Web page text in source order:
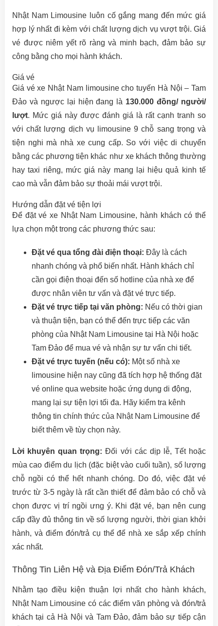
Nhật Nam Limousine luôn cố gắng mang đến mức giá
hợp lý nhất đi kèm với chất lượng dịch vụ vượt trội. Giá
vé được niêm yết rõ ràng và minh bạch, đảm bảo sự
công bằng cho mọi hành khách.
Giá vé
Giá vé xe Nhật Nam limousine cho tuyến Hà Nội – Tam
Đảo và ngược lại hiện đang là 130.000 đồng/ người/
lượt. Mức giá này được đánh giá là rất cạnh tranh so
với chất lượng dịch vụ limousine 9 chỗ sang trọng và
tiện nghi mà nhà xe cung cấp. So với việc di chuyển
bằng các phương tiện khác như xe khách thông thường
hay taxi riêng, mức giá này mang lại hiệu quả kinh tế
cao mà vẫn đảm bảo sự thoải mái vượt trội.
Hướng dẫn đặt vé tiện lợi
Để đặt vé xe Nhật Nam Limousine, hành khách có thể
lựa chọn một trong các phương thức sau:
Đặt vé qua tổng đài điện thoại: Đây là cách
nhanh chóng và phổ biến nhất. Hành khách chỉ
cần gọi điện thoại đến số hotline của nhà xe để
được nhân viên tư vấn và đặt vé trực tiếp.
Đặt vé trực tiếp tại văn phòng: Nếu có thời gian
và thuận tiện, bạn có thể đến trực tiếp các văn
phòng của Nhật Nam Limousine tại Hà Nội hoặc
Tam Đảo để mua vé và nhận sự tư vấn chi tiết.
Đặt vé trực tuyến (nếu có): Một số nhà xe
limousine hiện nay cũng đã tích hợp hệ thống đặt
vé online qua website hoặc ứng dụng di động,
mang lại sự tiện lợi tối đa. Hãy kiểm tra kênh
thông tin chính thức của Nhật Nam Limousine để
biết thêm về tùy chọn này.
Lời khuyên quan trọng: Đối với các dịp lễ, Tết hoặc
mùa cao điểm du lịch (đặc biệt vào cuối tuần), số lượng
chỗ ngồi có thể hết nhanh chóng. Do đó, việc đặt vé
trước từ 3-5 ngày là rất cần thiết để đảm bảo có chỗ và
chọn được vị trí ngồi ưng ý. Khi đặt vé, bạn nên cung
cấp đầy đủ thông tin về số lượng người, thời gian khởi
hành, và điểm đón/trả cụ thể để nhà xe sắp xếp chính
xác nhất.
Thông Tin Liên Hệ và Địa Điểm Đón/Trả Khách
Nhằm tạo điều kiện thuận lợi nhất cho hành khách,
Nhật Nam Limousine có các điểm văn phòng và đón/trả
khách tại cả Hà Nội và Tam Đảo, đảm bảo sự tiếp cận